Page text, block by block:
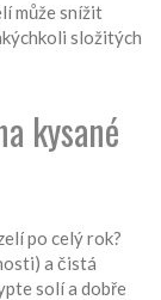
může snížit
složitých
kysané
po celý rok?
a čistá
solí a dobře